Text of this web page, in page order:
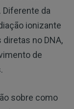
da
ionizante
no DNA,
de
sobre como